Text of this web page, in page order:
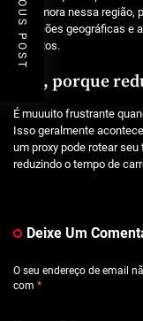
você mora nessa região,
restrições geográficas e
favoritos.
Sim, porque
É muuuito frustrante
Isso geralmente
um proxy pode rotear
reduzindo o tempo de
Deixe Um
O seu endereço de email
com *